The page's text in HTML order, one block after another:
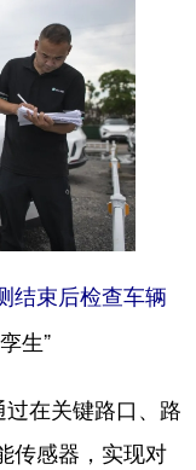
结束后检查车辆
生”
在关键路口、路
传感器，实现对